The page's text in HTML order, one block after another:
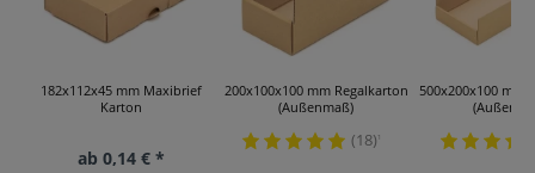
182x112x45 mm Maxibrief
Karton
ab 0,14 € *
200x100x100 mm Regalkarton
(Außenmaß)
(18)¹
500x200x100 mm